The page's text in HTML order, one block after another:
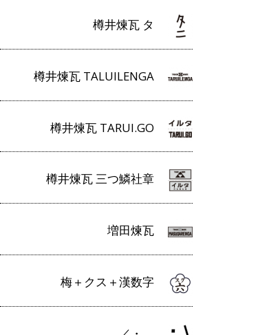
樽井煉瓦 タ
樽井煉瓦 TALUILENGA
樽井煉瓦 TARUI.GO
樽井煉瓦 三つ鱗社章
増田煉瓦
梅＋クス＋漢数字